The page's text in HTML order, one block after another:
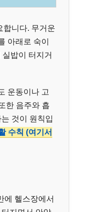
합니다. 무거운
아래로 숙이
밥이 터지거
운동이나 고
한 음주와 흡
것이 원칙입
수칙 (여기서
에 헬스장에서